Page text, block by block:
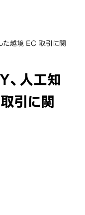
た越境 EC 取引に関
、人工知
引に関